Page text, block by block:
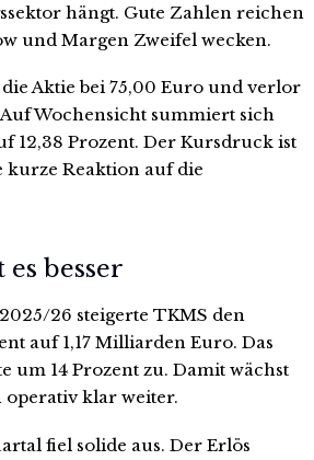
hängt. Gute Zahlen reichen
und Margen Zweifel wecken.
Aktie bei 75,00 Euro und verlor
Wochensicht summiert sich
12,38 Prozent. Der Kursdruck ist
kurze Reaktion auf die
besser
26 steigerte TKMS den
auf 1,17 Milliarden Euro. Das
um 14 Prozent zu. Damit wächst
klar weiter.
fiel solide aus. Der Erlös